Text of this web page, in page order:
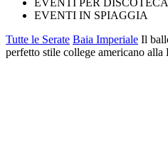
EVENTI PER DISCOTECA
EVENTI IN SPIAGGIA
Tutte le Serate Baia Imperiale Il
perfetto stile college americano alla